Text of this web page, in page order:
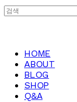
HOME
ABOUT
BLOG
SHOP
Q&A